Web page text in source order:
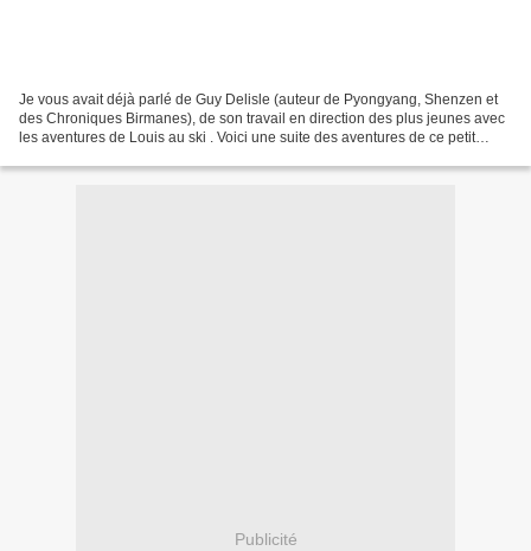
Je vous avait déjà parlé de Guy Delisle (auteur de Pyongyang, Shenzen et
des Chroniques Birmanes), de son travail en direction des plus jeunes avec
les aventures de Louis au ski . Voici une suite des aventures de ce petit
Publicité